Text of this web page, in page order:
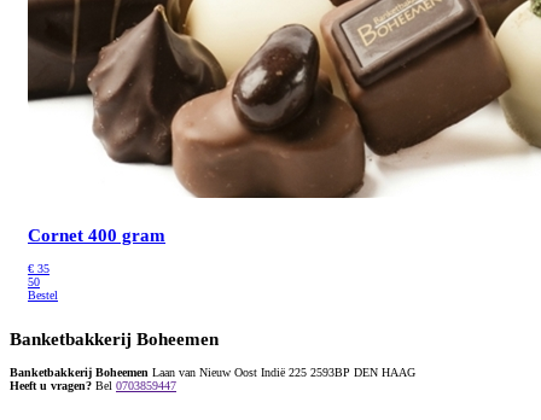
Cornet 400 gram
€ 35
50
Bestel
Banketbakkerij Boheemen
Banketbakkerij Boheemen Laan van Nieuw Oost Indië 225 2593BP DEN HAAG
Heeft u vragen? Bel 0703859447